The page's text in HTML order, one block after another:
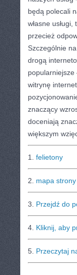
będą polecali
własne
przecież
Szczególnie
drogą
popularniejsze
witrynę
znaczący
doceniają
większym
1. felietony
2. mapa strony
3. Przejdź do
4. Kliknij, aby
5. Przeczytaj